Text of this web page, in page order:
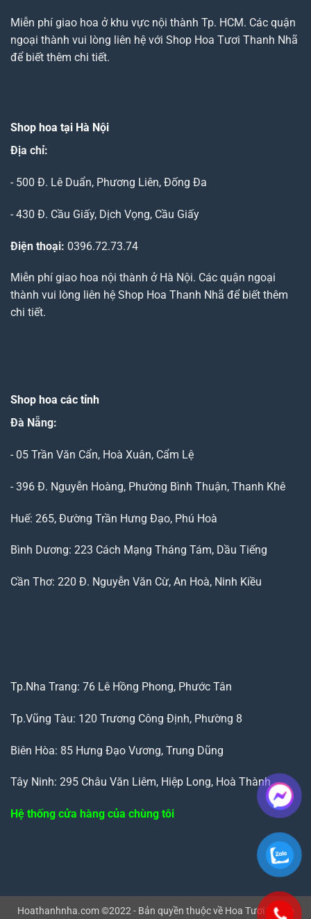
Miễn phí giao hoa ở khu vực nội thành Tp. HCM. Các quận
ngoại thành vui lòng liên hệ với Shop Hoa Tươi Thanh Nhã
để biết thêm chi tiết.
Shop hoa tại Hà Nội
Địa chỉ:
- 500 Đ. Lê Duẩn, Phương Liên, Đống Đa
- 430 Đ. Cầu Giấy, Dịch Vọng, Cầu Giấy
Điện thoại: 0396.72.73.74
Miễn phí giao hoa nội thành ở Hà Nội. Các quận ngoại
thành vui lòng liên hệ Shop Hoa Thanh Nhã để biết thêm
chi tiết.
Shop hoa các tỉnh
Đà Nẵng:
- 05 Trần Văn Cẩn, Hoà Xuân, Cẩm Lệ
- 396 Đ. Nguyễn Hoàng, Phường Bình Thuận, Thanh Khê
Huế: 265, Đường Trần Hưng Đạo, Phú Hoà
Bình Dương: 223 Cách Mạng Tháng Tám, Dầu Tiếng
Cần Thơ: 220 Đ. Nguyễn Văn Cừ, An Hoà, Ninh Kiều
Tp.Nha Trang: 76 Lê Hồng Phong, Phước Tân
Tp.Vũng Tàu: 120 Trương Công Định, Phường 8
Biên Hòa: 85 Hưng Đạo Vương, Trung Dũng
Tây Ninh: 295 Châu Văn Liêm, Hiệp Long, Hoà Thành
Hệ thống cửa hàng của chùng tôi
Hoathanhnha.com ©2022 - Bản quyền thuộc về Hoa Tươi Thanh